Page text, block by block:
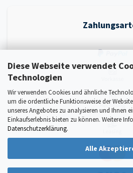
Diese Webseite verwendet
Technologien
Wir verwenden Cookies und ähnliche
um die ordentliche Funktionsweise der
unseres Angebotes zu analysieren und Ihnen
Einkaufserlebnis bieten zu können. Weitere
Datenschutzerklärung.
Alle